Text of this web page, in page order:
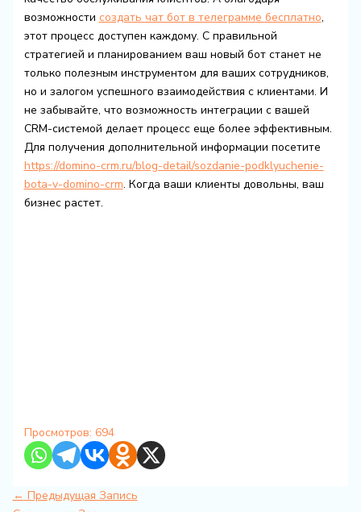
возможности создать чат бот в телеграмме бесплатно,
этот процесс доступен каждому. С правильной
стратегией и планированием ваш новый бот станет не
только полезным инструментом для ваших сотрудников,
но и залогом успешного взаимодействия с клиентами. И
не забывайте, что возможность интеграции с вашей
CRM-системой делает процесс еще более эффективным.
Для получения дополнительной информации посетите
https://domino-crm.ru/blog-detail/sozdanie-podklyuchenie-
bota-v-domino-crm. Когда ваши клиенты довольны, ваш
бизнес растет.
Просмотров: 694
← Предыдущая Запись